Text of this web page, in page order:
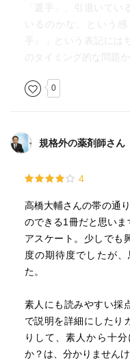
「選手」、引退いてい
いるのかな、という
手』」という表記には
のタイミング的な問題
0
規格外の薬剤師さん
4
高橋大輔さんの帯の通
のできる1冊だと思いま
アスケート。少しでも
度の期待度でしたが
た。
素人にも読みやすい採
で説明を詳細にしたり
りして、素人から十
か？は、分かりませんけ